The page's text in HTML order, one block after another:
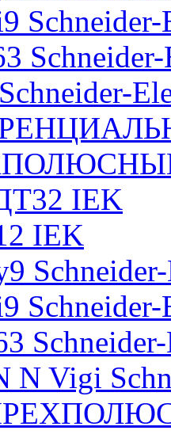
IEK
IEK
N Vigi